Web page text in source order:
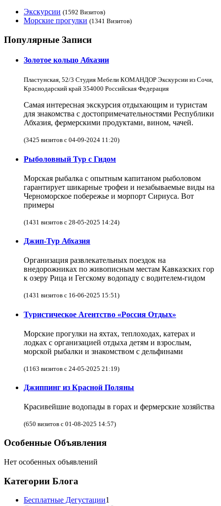
Экскурсии (1592 Визитов)
Морские прогулки (1341 Визитов)
Популярные Записи
Золотое кольцо Абхазии
Пластунская, 52/3 Студия Мебели КОМАНДОР Экскурсии из Сочи,
Краснодарский край 354000 Российская Федерация
Самая интересная экскурсия отдыхающим и туристам
для знакомства с достопримечательностями Республики
Абхазия, фермерскими продуктами, вином, чачей.
(3425 визитов с 04-09-2024 11:20)
Рыболовный Тур с Гидом
Морская рыбалка с опытным капитаном рыболовом
гарантирует шикарные трофеи и незабываемые виды на
Черноморское побережье и морпорт Сириуса. Вот
примеры
(1431 визитов с 28-05-2025 14:24)
Джип-Тур Абхазия
Организация развлекательных поездок на
внедорожниках по живописным местам Кавказских гор
к озеру Рица и Гегскому водопаду с водителем-гидом
(1431 визитов с 16-06-2025 15:51)
Туристическое Агентство «Россия Отдых»
Морские прогулки на яхтах, теплоходах, катерах и
лодках с организацией отдыха детям и взрослым,
морской рыбалки и знакомством с дельфинами
(1163 визитов с 24-05-2025 21:19)
Джиппинг из Красной Поляны
Красивейшие водопады в горах и фермерские хозяйства
(650 визитов с 01-08-2025 14:57)
Особенные Объявления
Нет особенных объявлений
Категории Блога
Бесплатные Дегустации1